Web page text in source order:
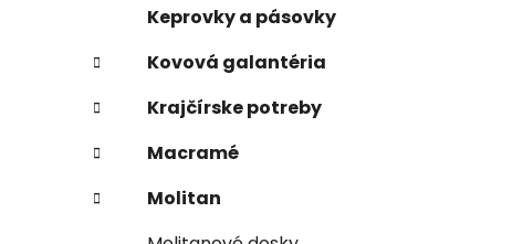
Keprovky a pásovky
Kovová galantéria
Krajčírske potreby
Macramé
Molitan